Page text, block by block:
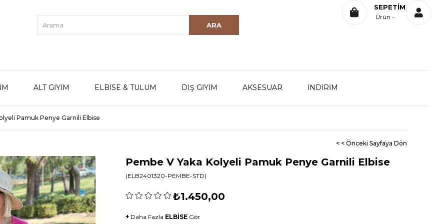
SEPETIM
Ürün
ALT GİYİM ELBİSE & TULUM DIŞ GİYİM AKSESUAR İNDİRİM
Pamuk Penye Garnili Elbise
< < Önceki Sayfaya Dön
Pembe V Yaka Kolyeli Pamuk Penye Garnili Elbise
(ELB2401320-PEMBE-STD)
₺1.450,00
+ Daha Fazla ELBİSE Gör